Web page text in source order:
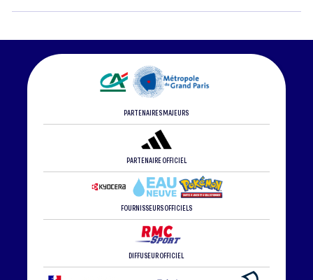
PARTENAIRES MAJEURS
PARTENAIRE OFFICIEL
FOURNISSEURS OFFICIELS
DIFFUSEUR OFFICIEL